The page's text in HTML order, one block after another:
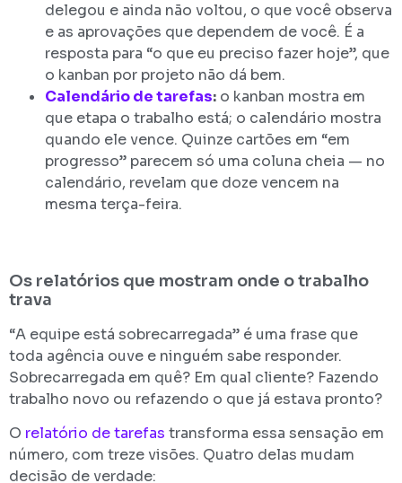
delegou e ainda não voltou, o que você observa
e as aprovações que dependem de você. É a
resposta para “o que eu preciso fazer hoje”, que
o kanban por projeto não dá bem.
Calendário de tarefas: o kanban mostra em
que etapa o trabalho está; o calendário mostra
quando ele vence. Quinze cartões em “em
progresso” parecem só uma coluna cheia — no
calendário, revelam que doze vencem na
mesma terça-feira.
Os relatórios que mostram onde o trabalho
trava
“A equipe está sobrecarregada” é uma frase que
toda agência ouve e ninguém sabe responder.
Sobrecarregada em quê? Em qual cliente? Fazendo
trabalho novo ou refazendo o que já estava pronto?
O relatório de tarefas transforma essa sensação em
número, com treze visões. Quatro delas mudam
decisão de verdade: